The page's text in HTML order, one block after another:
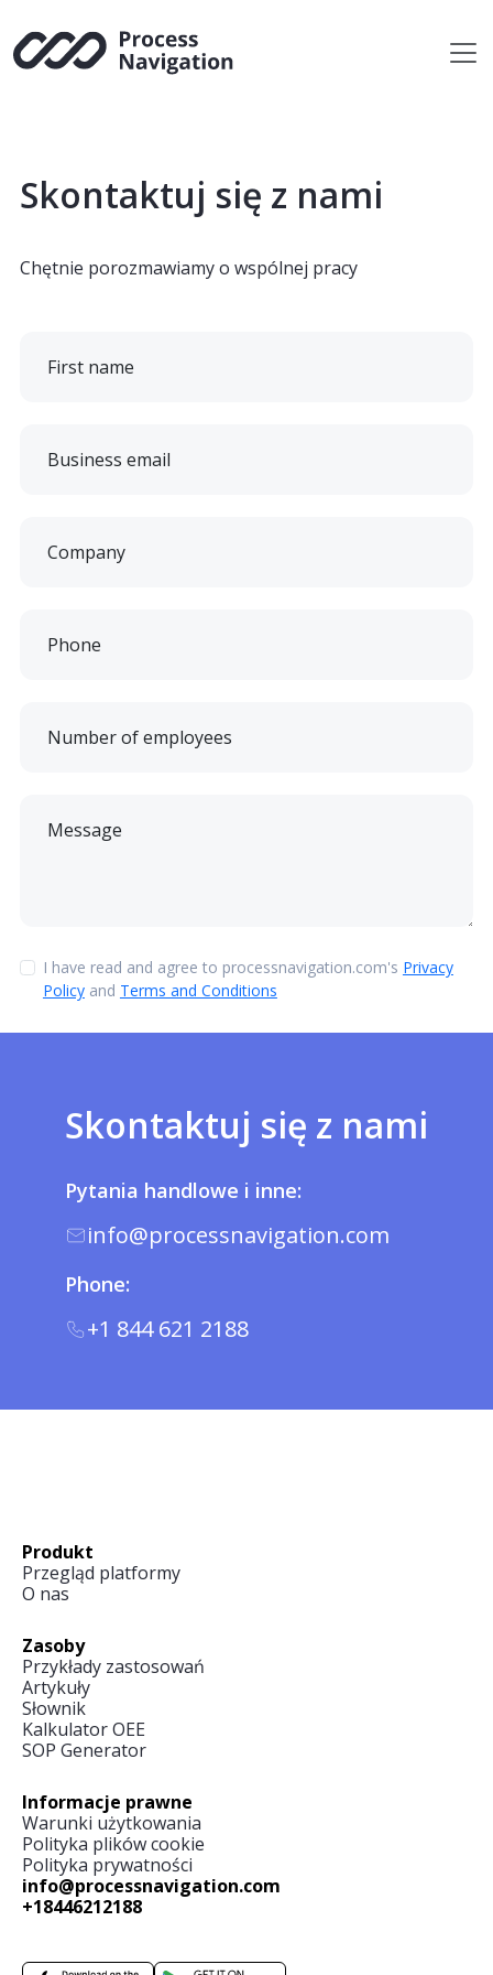
content
Skontaktuj się z nami
Chętnie porozmawiamy o wspólnej pracy
First name
Business email
Company
Phone
Number of employees
Message
I have read and agree to processnavigation.com's Privacy
Policyand Terms and Conditions
Skontaktuj się z nami
Pytania handlowe i inne:
info@processnavigation.com
Phone:
+1 844 621 2188
info@processnavigation.com
+18446212188
Produkt
Przegląd platformy
O nas
Zasoby
Przykłady zastosowań
Artykuły
Słownik
Kalkulator OEE
SOP Generator
Informacje prawne
Warunki użytkowania
Polityka plików cookie
Polityka prywatności